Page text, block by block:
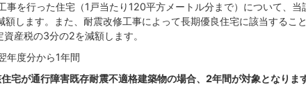
事を行った住宅（1戸当たり120平方メートル分まで）について、当
額します。また、耐震改修工事によって長期優良住宅に該当するこ
産税の3分の2を減額します。
年度分から1年間
宅が通行障害既存耐震不適格建築物の場合、2年間が対象となります